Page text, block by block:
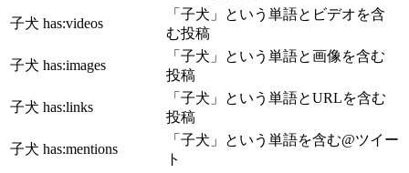
子犬 has:videos
「子犬」という単語とビデオを含
む投稿
子犬 has:images
「子犬」という単語と画像を含む
投稿
子犬 has:links
「子犬」という単語とURLを含む
投稿
子犬 has:mentions
「子犬」という単語を含む@ツイー
ト